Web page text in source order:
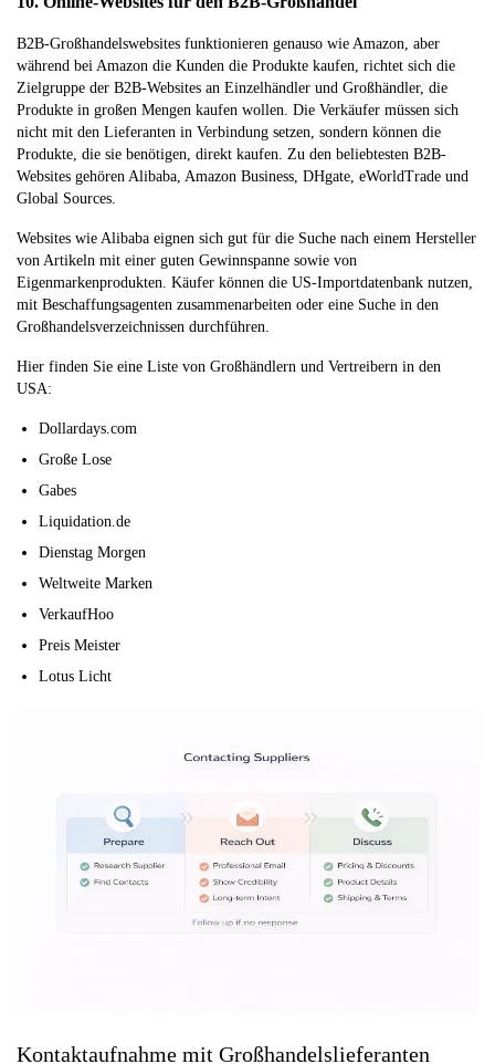
B2B-Großhandelswebsites funktionieren genauso wie Amazon, aber
während bei Amazon die Kunden die Produkte kaufen, richtet sich die
Zielgruppe der B2B-Websites an Einzelhändler und Großhändler, die
Produkte in großen Mengen kaufen wollen. Die Verkäufer müssen sich
nicht mit den Lieferanten in Verbindung setzen, sondern können die
Produkte, die sie benötigen, direkt kaufen. Zu den beliebtesten B2B-
Websites gehören Alibaba, Amazon Business, DHgate, eWorldTrade und
Global Sources.
Websites wie Alibaba eignen sich gut für die Suche nach einem Hersteller
von Artikeln mit einer guten Gewinnspanne sowie von
Eigenmarkenprodukten. Käufer können die US-Importdatenbank nutzen,
mit Beschaffungsagenten zusammenarbeiten oder eine Suche in den
Großhandelsverzeichnissen durchführen.
Hier finden Sie eine Liste von Großhändlern und Vertreibern in den
USA:
Dollardays.com
Große Lose
Gabes
Liquidation.de
Dienstag Morgen
Weltweite Marken
VerkaufHoo
Preis Meister
Lotus Licht
Kontaktaufnahme mit Großhandelslieferanten